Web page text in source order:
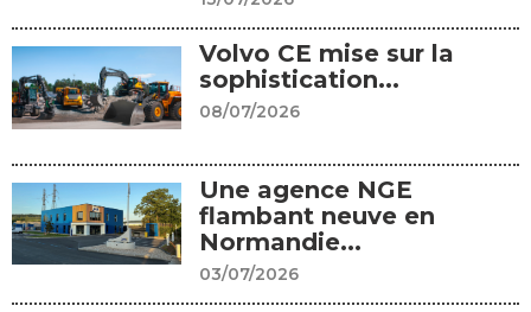
Volvo CE mise sur la
sophistication...
08/07/2026
Une agence NGE
flambant neuve en
Normandie...
03/07/2026